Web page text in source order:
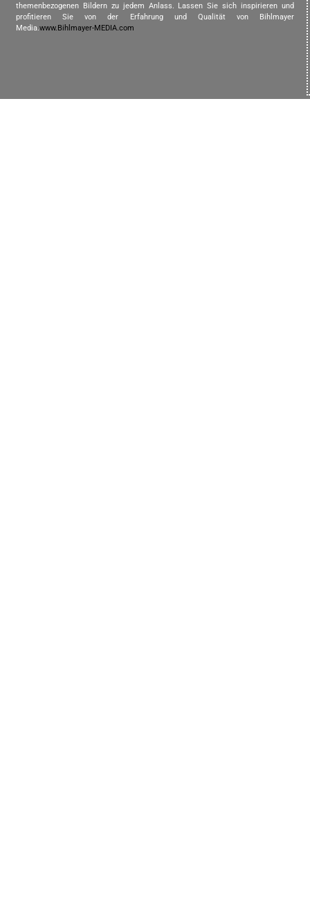
themenbezogenen Bildern zu jedem Anlass. Lassen Sie sich inspirieren und
profitieren Sie von der Erfahrung und Qualität von Bihlmayer
Media.www.Bihlmayer-MEDIA.com